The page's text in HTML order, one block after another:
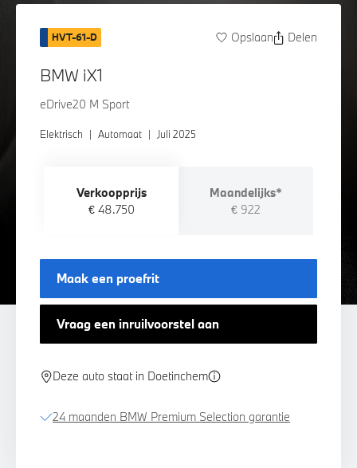
HVT-61-D Opslaan Delen
BMW iX1
eDrive20 M Sport
Elektrisch | Automaat | Juli 2025
Verkoopprijs
€ 48.750
Maandelijks*
€ 922
Maak een proefrit
Vraag een inruilvoorstel aan
Deze auto staat in Doetinchem
24 maanden BMW Premium Selection garantie